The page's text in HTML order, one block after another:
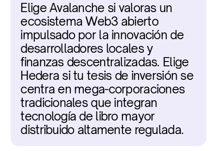
Elige Avalanche si valoras un
ecosistema Web3 abierto
impulsado por la innovación de
desarrolladores locales y
finanzas descentralizadas. Elige
Hedera si tu tesis de inversión se
centra en mega-corporaciones
tradicionales que integran
tecnología de libro mayor
distribuido altamente regulada.